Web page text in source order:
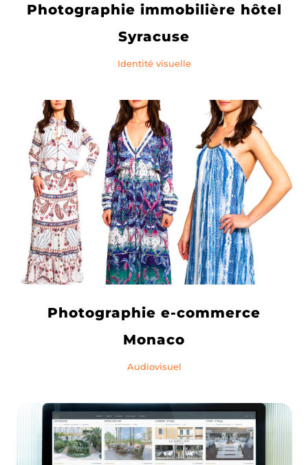
Photographie immobilière hôtel
Syracuse
Identité visuelle
Photographie e-commerce
Monaco
Audiovisuel